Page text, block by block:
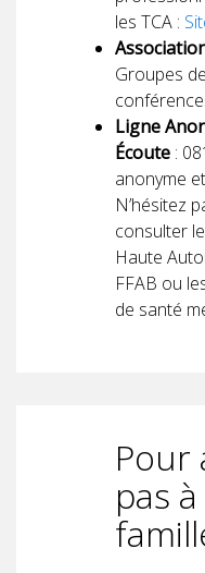
les TCA :
Groupes
Ligne
Écoute :
anonyme
N’hésitez
consulter
Haute
FFAB ou
de santé
Pour
pas